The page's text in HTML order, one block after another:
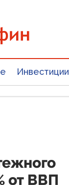
Инвестиции
от ВВП